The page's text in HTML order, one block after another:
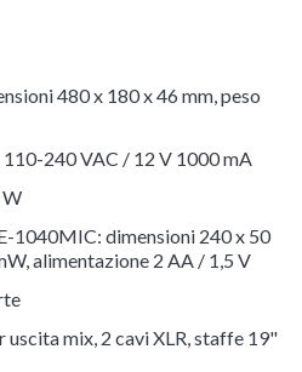
480 x 180 x 46 mm, peso
240 VAC / 12 V 1000 mA
1040MIC: dimensioni 240 x 50
alimentazione 2 AA / 1,5 V
uscita mix, 2 cavi XLR, staffe 19"